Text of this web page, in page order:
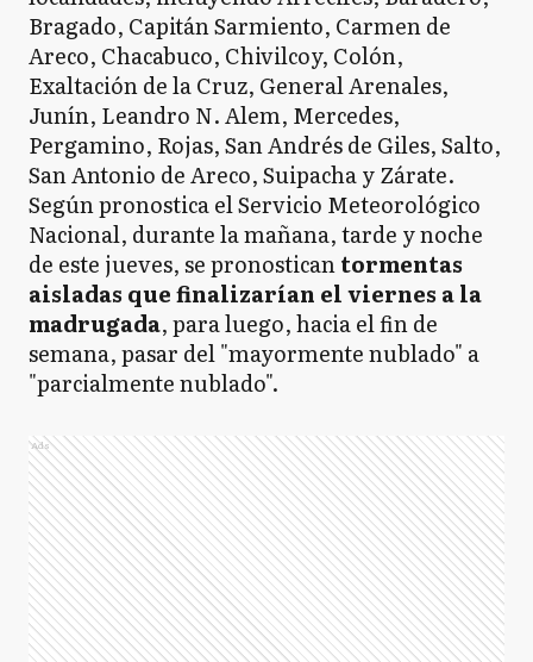
A Alberti
B Bragado
CC Carlos Casares
CT Carlos Tejedor
C Chacabuco
C Chivilcoy
FA Florentino Ameghino
Bragado, Capitán Sarmiento, Carmen de
Areco, Chacabuco, Chivilcoy, Colón,
Exaltación de la Cruz, General Arenales,
Junín, Leandro N. Alem, Mercedes,
Pergamino, Rojas, San Andrés de Giles, Salto,
San Antonio de Areco, Suipacha y Zárate.
Según pronostica el Servicio Meteorológico
Nacional, durante la mañana, tarde y noche
de este jueves, se pronosticantormentas
aisladas que finalizarían el viernes a la
madrugada, para luego, hacia el fin de
semana, pasar del "mayormente nublado" a
"parcialmente nublado".
Ads